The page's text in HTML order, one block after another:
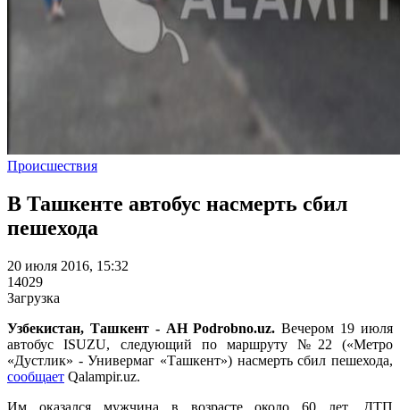
Происшествия
В Ташкенте автобус насмерть сбил
пешехода
20 июля 2016, 15:32
14029
Загрузка
Узбекистан, Ташкент - АН Podrobno.uz. Вечером 19 июля
автобус ISUZU, следующий по маршруту №22 («Метро
«Дустлик» - Универмаг «Ташкент») насмерть сбил пешехода,
сообщает Qalampir.uz.
Им оказался мужчина в возрасте около 60 лет. ДТП